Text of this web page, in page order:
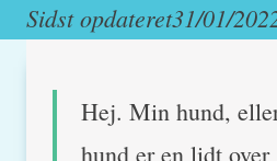
Sidst opdateret31/01/
Hej. Min hund,
hund er en lidt